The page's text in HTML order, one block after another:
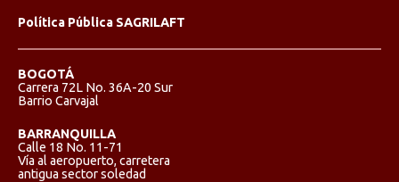
Política Pública SAGRILAFT
BOGOTÁ
Carrera 72L No. 36A-20 Sur
Barrio Carvajal
BARRANQUILLA
Calle 18 No. 11-71
Vía al aeropuerto, carretera
antigua sector soledad